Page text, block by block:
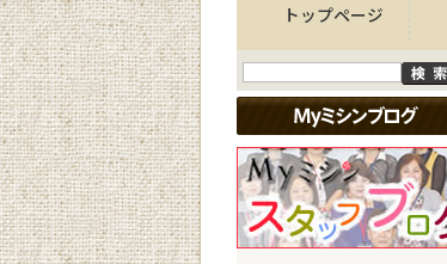
トップページ